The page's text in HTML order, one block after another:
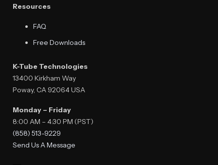
Resources
FAQ
Free Downloads
K-Tube Technologies
13400 Kirkham Way
Poway, CA 92064 USA
Monday – Friday
8:00 AM – 4:30 PM (PST)
(858) 513-9229
Send Us A Message